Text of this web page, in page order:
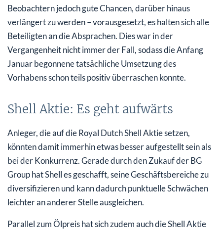
Beobachtern jedoch gute Chancen, darüber hinaus
verlängert zu werden – vorausgesetzt, es halten sich alle
Beteiligten an die Absprachen. Dies war in der
Vergangenheit nicht immer der Fall, sodass die Anfang
Januar begonnene tatsächliche Umsetzung des
Vorhabens schon teils positiv überraschen konnte.
Shell Aktie: Es geht aufwärts
Anleger, die auf die Royal Dutch Shell Aktie setzen,
könnten damit immerhin etwas besser aufgestellt sein als
bei der Konkurrenz. Gerade durch den Zukauf der BG
Group hat Shell es geschafft, seine Geschäftsbereiche zu
diversifizieren und kann dadurch punktuelle Schwächen
leichter an anderer Stelle ausgleichen.
Parallel zum Ölpreis hat sich zudem auch die Shell Aktie